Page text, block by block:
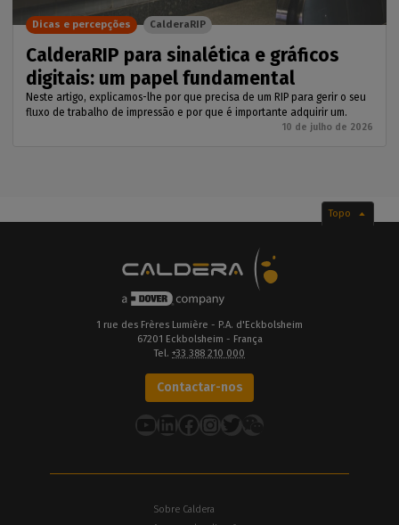
CalderaRIP para sinalética e gráficos
digitais: um papel fundamental
Neste artigo, explicamos-lhe por que precisa de um RIP para gerir o seu
fluxo de trabalho de impressão e por que é importante adquirir um.
10 de julho de 2026
Dicas e percepções CalderaRIP
Topo
1 rue des Frères Lumière - P.A. d'Eckbolsheim
67201 Eckbolsheim - França
Tel. +33 388 210 000
Contactar-nos
YouTube
LinkedIn
Facebook
Instagram
Twitter
Sobre Caldera